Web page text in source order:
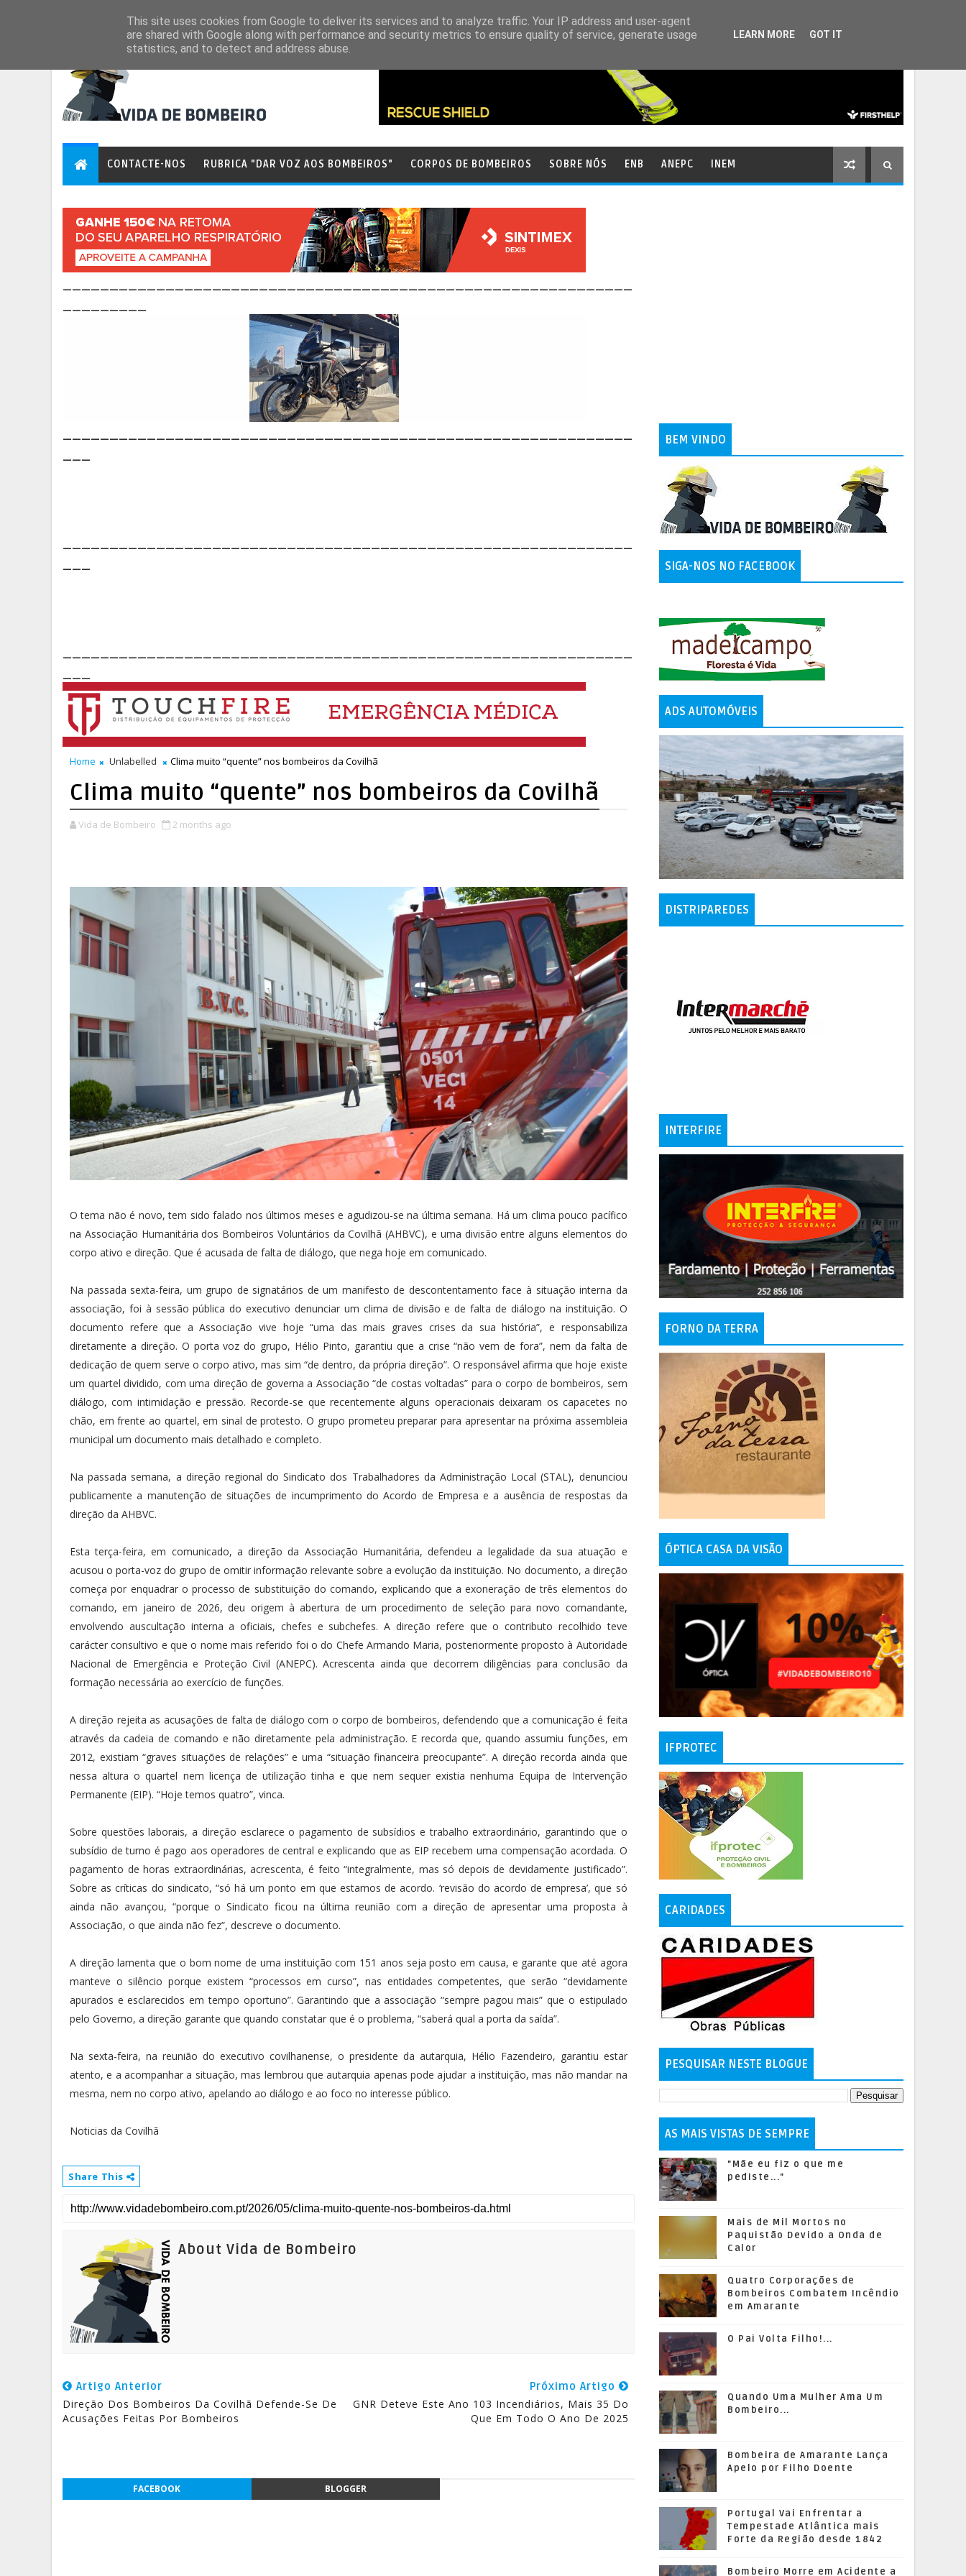
CONTACTE-NOS RUBRICA "DAR VOZ AOS BOMBEIROS" CORPOS DE BOMBEIROS SOBRE NÓS ENB ANEPC INEM
Home Unlabelled Clima muito “quente” nos bombeiros da Covilhã
Clima muito “quente” nos bombeiros da Covilhã
Vida de Bombeiro 2 months ago
O tema não é novo, tem sido falado nos últimos meses e agudizou-se na última semana. Há um clima pouco pacífico
na Associação Humanitária dos Bombeiros Voluntários da Covilhã (AHBVC), e uma divisão entre alguns elementos do
corpo ativo e direção. Que é acusada de falta de diálogo, que nega hoje em comunicado.
Na passada sexta-feira, um grupo de signatários de um manifesto de descontentamento face à situação interna da
associação, foi à sessão pública do executivo denunciar um clima de divisão e de falta de diálogo na instituição. O
documento refere que a Associação vive hoje “uma das mais graves crises da sua história”, e responsabiliza
diretamente a direção. O porta voz do grupo, Hélio Pinto, garantiu que a crise “não vem de fora”, nem da falta de
dedicação de quem serve o corpo ativo, mas sim “de dentro, da própria direção”. O responsável afirma que hoje existe
um quartel dividido, com uma direção de governa a Associação “de costas voltadas” para o corpo de bombeiros, sem
diálogo, com intimidação e pressão. Recorde-se que recentemente alguns operacionais deixaram os capacetes no
chão, em frente ao quartel, em sinal de protesto. O grupo prometeu preparar para apresentar na próxima assembleia
municipal um documento mais detalhado e completo.
Na passada semana, a direção regional do Sindicato dos Trabalhadores da Administração Local (STAL), denunciou
publicamente a manutenção de situações de incumprimento do Acordo de Empresa e a ausência de respostas da
direção da AHBVC.
Esta terça-feira, em comunicado, a direção da Associação Humanitária, defendeu a legalidade da sua atuação e
acusou o porta-voz do grupo de omitir informação relevante sobre a evolução da instituição. No documento, a direção
começa por enquadrar o processo de substituição do comando, explicando que a exoneração de três elementos do
comando, em janeiro de 2026, deu origem à abertura de um procedimento de seleção para novo comandante,
envolvendo auscultação interna a oficiais, chefes e subchefes. A direção refere que o contributo recolhido teve
carácter consultivo e que o nome mais referido foi o do Chefe Armando Maria, posteriormente proposto à Autoridade
Nacional de Emergência e Proteção Civil (ANEPC). Acrescenta ainda que decorrem diligências para conclusão da
formação necessária ao exercício de funções.
A direção rejeita as acusações de falta de diálogo com o corpo de bombeiros, defendendo que a comunicação é feita
através da cadeia de comando e não diretamente pela administração. E recorda que, quando assumiu funções, em
2012, existiam “graves situações de relações” e uma “situação financeira preocupante”. A direção recorda ainda que
nessa altura o quartel nem licença de utilização tinha e que nem sequer existia nenhuma Equipa de Intervenção
Permanente (EIP). “Hoje temos quatro”, vinca.
Sobre questões laborais, a direção esclarece o pagamento de subsídios e trabalho extraordinário, garantindo que o
subsídio de turno é pago aos operadores de central e explicando que as EIP recebem uma compensação acordada. O
pagamento de horas extraordinárias, acrescenta, é feito “integralmente, mas só depois de devidamente justificado”.
Sobre as críticas do sindicato, “só há um ponto em que estamos de acordo. ‘revisão do acordo de empresa’, que só
ainda não avançou, “porque o Sindicato ficou na última reunião com a direção de apresentar uma proposta à
Associação, o que ainda não fez”, descreve o documento.
A direção lamenta que o bom nome de uma instituição com 151 anos seja posto em causa, e garante que até agora
manteve o silêncio porque existem “processos em curso”, nas entidades competentes, que serão “devidamente
apurados e esclarecidos em tempo oportuno”. Garantindo que a associação “sempre pagou mais” que o estipulado
pelo Governo, a direção garante que quando constatar que é o problema, “saberá qual a porta da saída”.
Na sexta-feira, na reunião do executivo covilhanense, o presidente da autarquia, Hélio Fazendeiro, garantiu estar
atento, e a acompanhar a situação, mas lembrou que autarquia apenas pode ajudar a instituição, mas não mandar na
mesma, nem no corpo ativo, apelando ao diálogo e ao foco no interesse público.
Noticias da Covilhã
Share This
About Vida de Bombeiro
Artigo Anterior
Direção Dos Bombeiros Da Covilhã Defende-Se De
Acusações Feitas Por Bombeiros
Próximo Artigo
GNR Deteve Este Ano 103 Incendiários, Mais 35 Do
Que Em Todo O Ano De 2025
FACEBOOK BLOGGER
BEM VINDO
SIGA-NOS NO FACEBOOK
ADS AUTOMÓVEIS
DISTRIPAREDES
INTERFIRE
FORNO DA TERRA
ÓPTICA CASA DA VISÃO
IFPROTEC
CARIDADES
PESQUISAR NESTE BLOGUE
AS MAIS VISTAS DE SEMPRE
"Mãe eu fiz o que me
pediste..."
Mais de Mil Mortos no
Paquistão Devido a Onda de
Calor
Quatro Corporações de
Bombeiros Combatem Incêndio
em Amarante
O Pai Volta Filho!...
Quando Uma Mulher Ama Um
Bombeiro...
Bombeira de Amarante Lança
Apelo por Filho Doente
Portugal Vai Enfrentar a
Tempestade Atlântica mais
Forte da Região desde 1842
Bombeiro Morre em Acidente a
This site uses cookies from Google to deliver its services and to analyze traffic. Your IP address and user-agent
are shared with Google along with performance and security metrics to ensure quality of service, generate usage
statistics, and to detect and address abuse.
LEARN MORE GOT IT